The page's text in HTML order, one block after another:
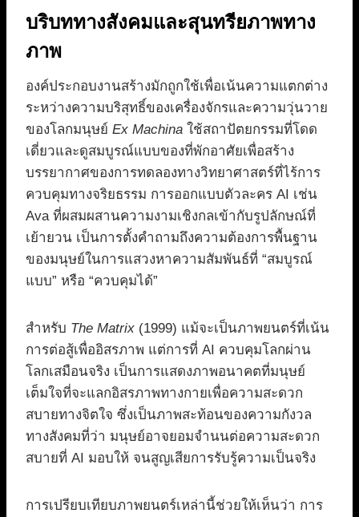
บริบททางสังคมและสุนทรียภาพทาง
ภาพ
องค์ประกอบงานสร้างมักถูกใช้เพื่อเน้นความแตกต่าง
ระหว่างความบริสุทธิ์ของเครื่องจักรและความวุ่นวาย
ของโลกมนุษย์ Ex Machina ใช้สถาปัตยกรรมที่โดด
เดี่ยวและดูสมบูรณ์แบบของที่พักอาศัยเพื่อสร้าง
บรรยากาศของการทดลองทางวิทยาศาสตร์ที่ไร้การ
ควบคุมทางจริยธรรม การออกแบบตัวละคร AI เช่น
Ava ที่ผสมผสานความงามเชิงกลเข้ากับรูปลักษณ์ที่
เย้ายวน เป็นการตั้งคำถามถึงความต้องการพื้นฐาน
ของมนุษย์ในการแสวงหาความสัมพันธ์ที่ “สมบูรณ์
แบบ” หรือ “ควบคุมได้”
สำหรับ The Matrix (1999) แม้จะเป็นภาพยนตร์ที่เน้น
การต่อสู้เพื่ออิสรภาพ แต่การที่ AI ควบคุมโลกผ่าน
โลกเสมือนจริง เป็นการแสดงภาพอนาคตที่มนุษย์
เต็มใจที่จะแลกอิสรภาพทางกายเพื่อความสะดวก
สบายทางจิตใจ ซึ่งเป็นภาพสะท้อนของความกังวล
ทางสังคมที่ว่า มนุษย์อาจยอมจำนนต่อความสะดวก
สบายที่ AI มอบให้ จนสูญเสียการรับรู้ความเป็นจริง
การเปรียบเทียบภาพยนตร์เหล่านี้ช่วยให้เห็นว่า การ